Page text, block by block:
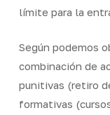
límite para la
Según podemos
combinación de
punitivas (retiro
formativas